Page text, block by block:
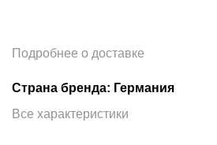
Подробнее о доставке
Страна бренда: Германия
Все характеристики